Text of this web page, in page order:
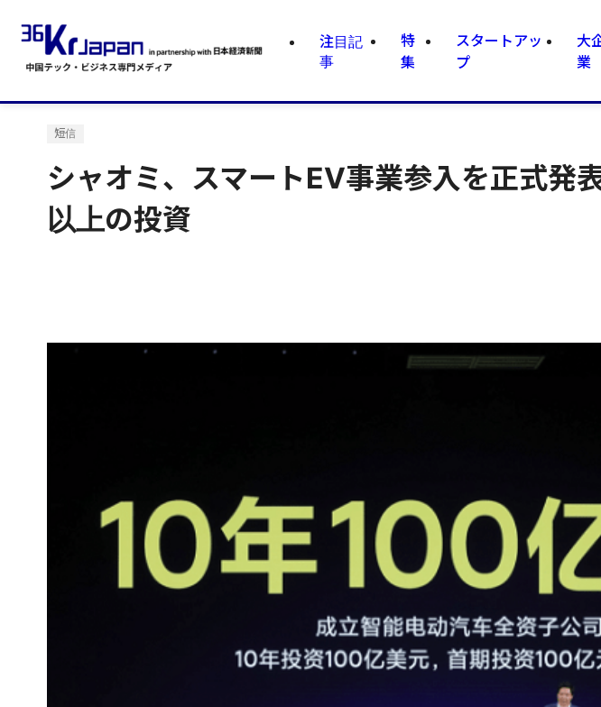
注目記
事
特
集
スタートアッ
プ
大
業
短信
シャオミ、スマートEV事業参入を正式発
以上の投資